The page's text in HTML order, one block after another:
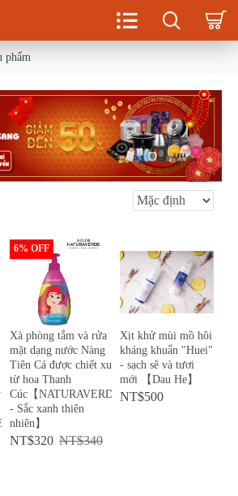
phẩm
6% OFF
Xà phòng tắm và rửa
mặt dạng nước Nàng
Tiên Cá được chiết xuất
từ hoa Thanh
Cúc【NATURAVERDE
- Sắc xanh thiên
nhiên】
NT$320 NT$340
Xịt khử mùi mồ hôi
kháng khuẩn "Huei"
- sạch sẽ và tươi
mới 【Dau He】
NT$500